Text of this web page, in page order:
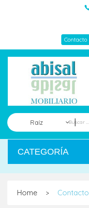
Contacto
Raíz
CATEGORÍA
Home > Contacto